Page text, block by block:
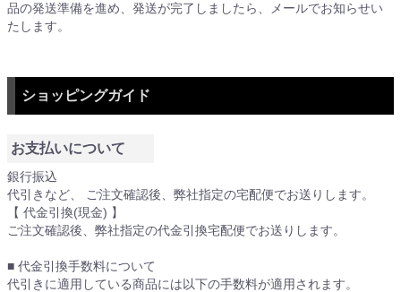
品の発送準備を進め、発送が完了しましたら、メールでお知らせい
たします。
ショッピングガイド
お支払いについて
銀行振込
代引きなど、 ご注文確認後、弊社指定の宅配便でお送りします。
【 代金引換(現金) 】
ご注文確認後、弊社指定の代金引換宅配便でお送りします。
■ 代金引換手数料について
代引きに適用している商品には以下の手数料が適用されます。